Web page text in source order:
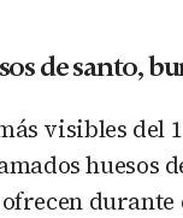
de santo,
visibles
huesos